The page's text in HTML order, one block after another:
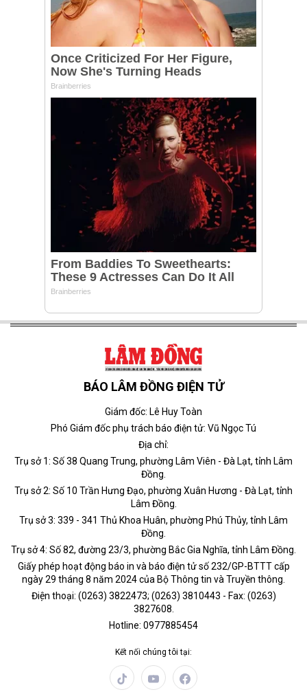
BÁO LÂM ĐỒNG ĐIỆN TỬ
Giám đốc: Lê Huy Toàn
Phó Giám đốc phụ trách báo điện tử: Vũ Ngọc Tú
Địa chỉ:
Trụ sở 1: Số 38 Quang Trung, phường Lâm Viên - Đà Lạt, tỉnh Lâm
Đồng.
Trụ sở 2: Số 10 Trần Hưng Đạo, phường Xuân Hương - Đà Lạt, tỉnh
Lâm Đồng.
Trụ sở 3: 339 - 341 Thủ Khoa Huân, phường Phú Thủy, tỉnh Lâm
Đồng.
Trụ sở 4: Số 82, đường 23/3, phường Bắc Gia Nghĩa, tỉnh Lâm Đồng.
Giấy phép hoạt động báo in và báo điện tử số 232/GP-BTTT cấp
ngày 29 tháng 8 năm 2024 của Bộ Thông tin và Truyền thông.
Điện thoại: (0263) 3822473; (0263) 3810443 - Fax: (0263)
3827608.
Hotline: 0977885454
Kết nối chúng tôi tại: